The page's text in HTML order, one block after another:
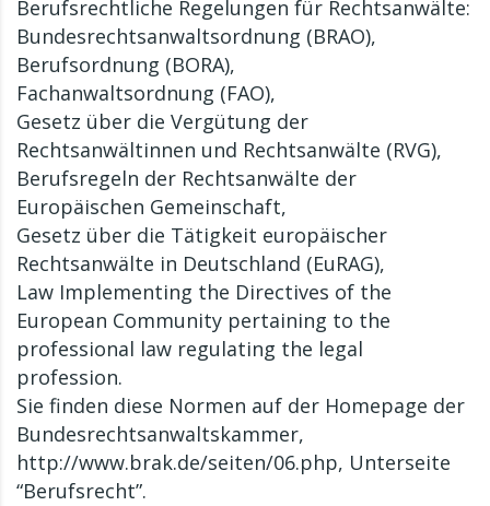
Berufsrechtliche Regelungen für Rechtsanwälte:
Bundesrechtsanwaltsordnung (BRAO),
Berufsordnung (BORA),
Fachanwaltsordnung (FAO),
Gesetz über die Vergütung der
Rechtsanwältinnen und Rechtsanwälte (RVG),
Berufsregeln der Rechtsanwälte der
Europäischen Gemeinschaft,
Gesetz über die Tätigkeit europäischer
Rechtsanwälte in Deutschland (EuRAG),
Law Implementing the Directives of the
European Community pertaining to the
professional law regulating the legal
profession.
Sie finden diese Normen auf der Homepage der
Bundesrechtsanwaltskammer,
http://www.brak.de/seiten/06.php, Unterseite
“Berufsrecht”.